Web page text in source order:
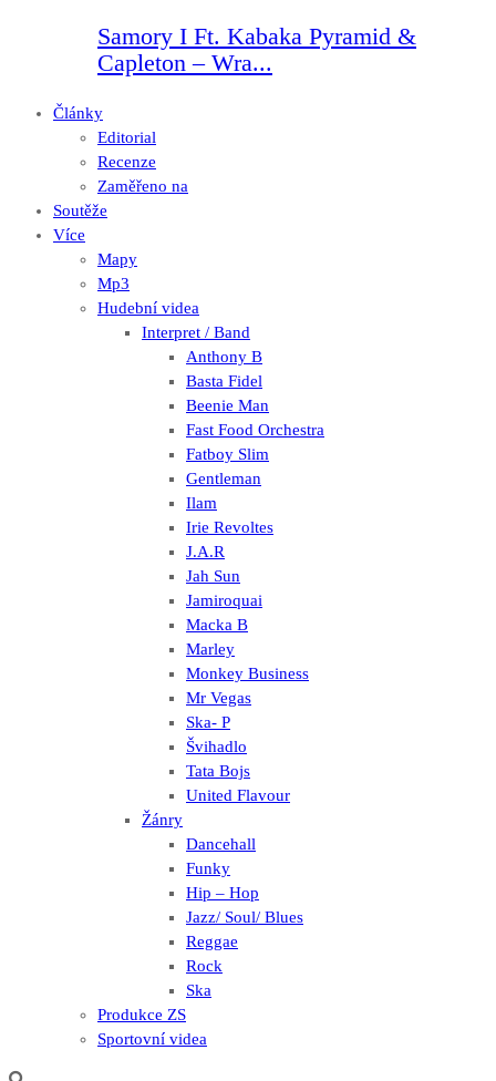
Samory I Ft. Kabaka Pyramid &
Capleton – Wra...
Články
Editorial
Recenze
Zaměřeno na
Soutěže
Více
Mapy
Mp3
Hudební videa
Interpret / Band
Anthony B
Basta Fidel
Beenie Man
Fast Food Orchestra
Fatboy Slim
Gentleman
Ilam
Irie Revoltes
J.A.R
Jah Sun
Jamiroquai
Macka B
Marley
Monkey Business
Mr Vegas
Ska- P
Švihadlo
Tata Bojs
United Flavour
Žánry
Dancehall
Funky
Hip – Hop
Jazz/ Soul/ Blues
Reggae
Rock
Ska
Produkce ZS
Sportovní videa